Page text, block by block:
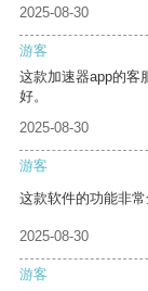
2025-08-30
游客
这款加速器app的客
好。
2025-08-30
游客
这款软件的功能非常
2025-08-30
游客